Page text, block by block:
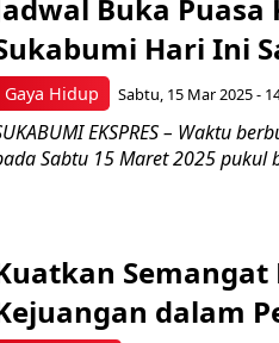
Gaya Hidup
Buka
Hari Ini
Sabtu, 15 Mar 2025 -
EKSPRES – Waktu
Sabtu 15 Maret 2025 pukul
dalam